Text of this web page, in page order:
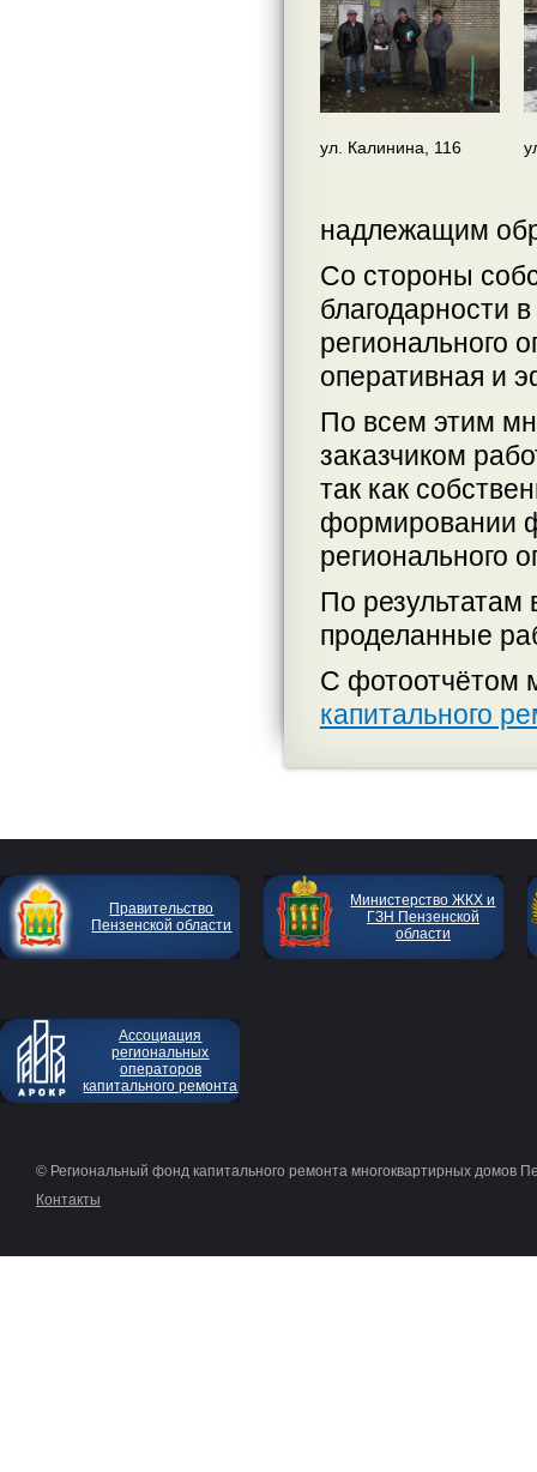
ул. Калинина, 116
надлежащим
Со стороны
благодарности
регионального
оперативная и
По всем этим
заказчиком
так как
формировании
регионального
По результатам
проделанные
С фотоотчётом
капитального
Правительство
Пензенской области
Министерство ЖКХ и
ГЗН Пензенской
области
Ассоциация
региональных
операторов
капитального ремонта
© Региональный фонд капитального ремонта многоквартирных домов
Контакты